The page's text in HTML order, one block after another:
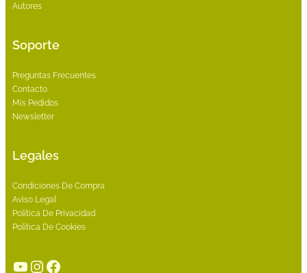
Autores
Soporte
Preguntas Frecuentes
Contacto
Mis Pedidos
Newsletter
Legales
Condiciones De Compra
Aviso Legal
Política De Privacidad
Política De Cookies
YouTube
Instagram
Facebook